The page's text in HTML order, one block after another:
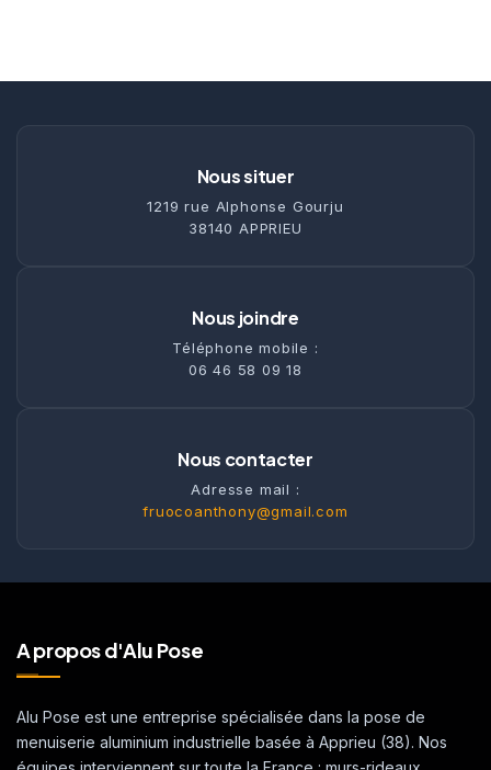
Nous situer
1219 rue Alphonse Gourju
38140 APPRIEU
Nous joindre
Téléphone mobile :
06 46 58 09 18
Nous contacter
Adresse mail :
fruocoanthony@gmail.com
A propos d'Alu Pose
Alu Pose est une entreprise spécialisée dans la pose de
menuiserie aluminium industrielle basée à Apprieu (38). Nos